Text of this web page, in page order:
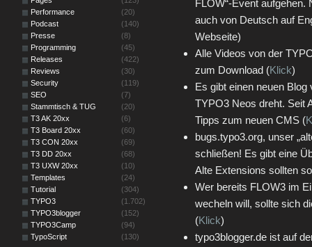
FLOW“-Event
auch von Deutsch auf
Webseite)
Alle Videos von der
zum Download (Klick)
Es gibt einen neuen
TYPO3 Neos dreht. Seit
Tipps zum neuen CMS (
bugs.typo3.org, unser
schließen! Es gibt eine
Alte Extensions sollten
Wer bereits FLOW3 im
wecheln will, sollte sich
(Klick)
typo3blogger.de ist auf
Performance
(20)
Podcast
(140)
Presse
(8)
Programming
(45)
Releases
(422)
Reviews
(30)
Security
(119)
SEO
(7)
Stammtisch & TUG
(20)
T3 AK 20xx
(6)
T3 Board 20xx
(60)
T3 CON 20xx
(69)
T3 DD 20xx
(68)
T3 UXW 20xx
(10)
Templates
(24)
Tutorial
(304)
TYPO3
(1.702)
TYPO3blogger
(152)
TYPO3Camp
(94)
TypoScript
(130)